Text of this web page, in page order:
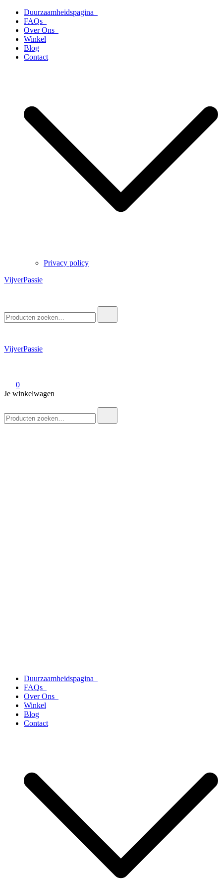
naar
inhoud
Duurzaamheidspagina
FAQs
Over Ons
Winkel
Blog
Contact
Privacy policy
VijverPassie
naar:
VijverPassie
0
Je winkelwagen
naar:
Duurzaamheidspagina
FAQs
Over Ons
Winkel
Blog
Contact